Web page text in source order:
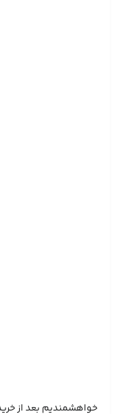
خواهشمندیم بعد از